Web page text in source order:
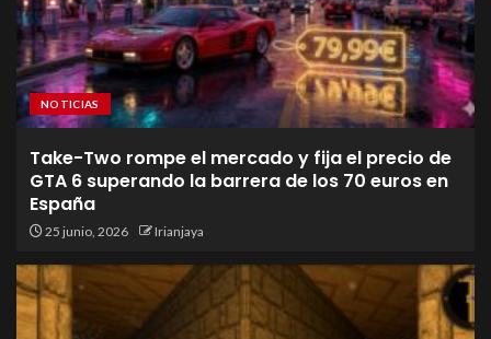
NOTICIAS
Take-Two rompe el mercado y fija el precio de
GTA 6 superando la barrera de los 70 euros en
España
25 junio, 2026 Irianjaya